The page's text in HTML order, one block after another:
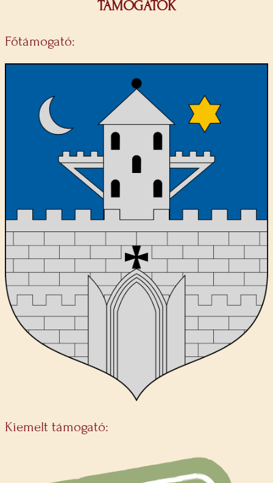
TÁMOGATÓK
Főtámogató:
Kiemelt támogató: